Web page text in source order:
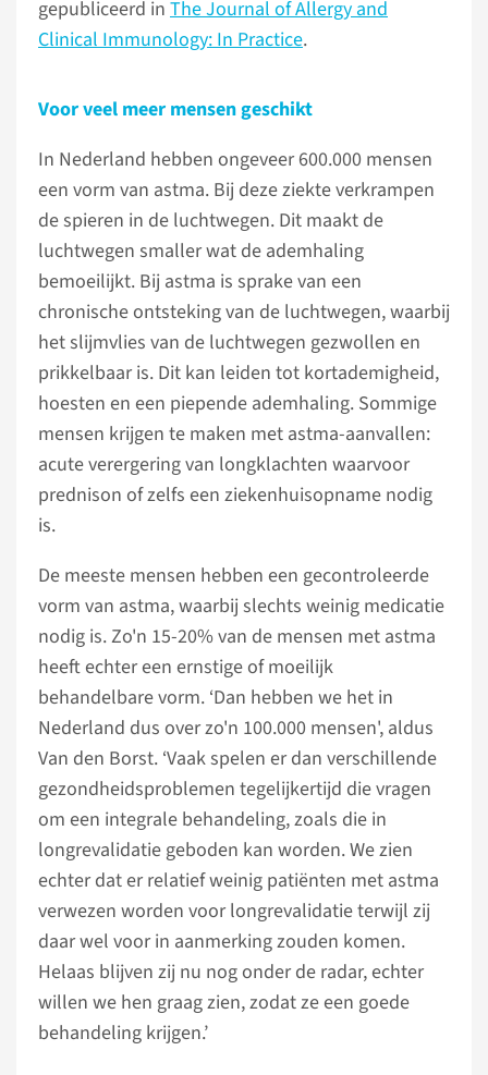
gepubliceerd in The Journal of Allergy and
Clinical Immunology: In Practice.
Voor veel meer mensen geschikt
In Nederland hebben ongeveer 600.000 mensen
een vorm van astma. Bij deze ziekte verkrampen
de spieren in de luchtwegen. Dit maakt de
luchtwegen smaller wat de ademhaling
bemoeilijkt. Bij astma is sprake van een
chronische ontsteking van de luchtwegen, waarbij
het slijmvlies van de luchtwegen gezwollen en
prikkelbaar is. Dit kan leiden tot kortademigheid,
hoesten en een piepende ademhaling. Sommige
mensen krijgen te maken met astma-aanvallen:
acute verergering van longklachten waarvoor
prednison of zelfs een ziekenhuisopname nodig
is.
De meeste mensen hebben een gecontroleerde
vorm van astma, waarbij slechts weinig medicatie
nodig is. Zo'n 15-20% van de mensen met astma
heeft echter een ernstige of moeilijk
behandelbare vorm. ‘Dan hebben we het in
Nederland dus over zo'n 100.000 mensen', aldus
Van den Borst. ‘Vaak spelen er dan verschillende
gezondheidsproblemen tegelijkertijd die vragen
om een integrale behandeling, zoals die in
longrevalidatie geboden kan worden. We zien
echter dat er relatief weinig patiënten met astma
verwezen worden voor longrevalidatie terwijl zij
daar wel voor in aanmerking zouden komen.
Helaas blijven zij nu nog onder de radar, echter
willen we hen graag zien, zodat ze een goede
behandeling krijgen.’